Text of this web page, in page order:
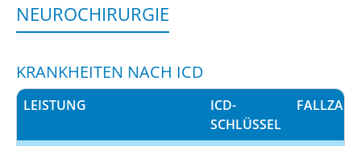
NEUROCHIRURGIE
KRANKHEITEN NACH ICD
LEISTUNG
ICD-
SCHLÜSSEL
FALLZAHL